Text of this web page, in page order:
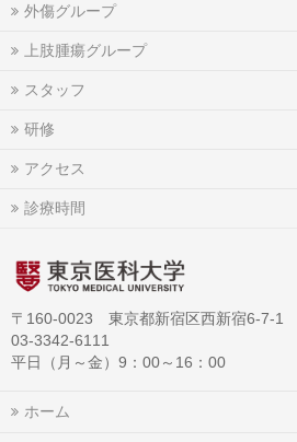
外傷グループ
上肢腫瘍グループ
スタッフ
研修
アクセス
診療時間
〒160-0023 東京都新宿区西新宿6-7-1
03-3342-6111
平日（月～金）9：00～16：00
ホーム